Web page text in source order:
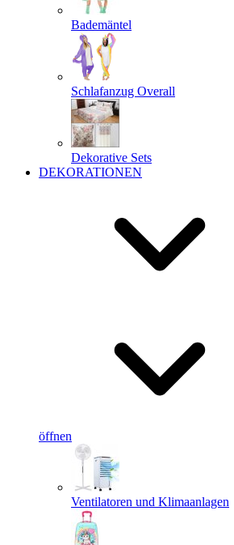
Bademäntel
Schlafanzug Overall
Dekorative Sets
DEKORATIONEN
öffnen
Ventilatoren und Klimaanlagen